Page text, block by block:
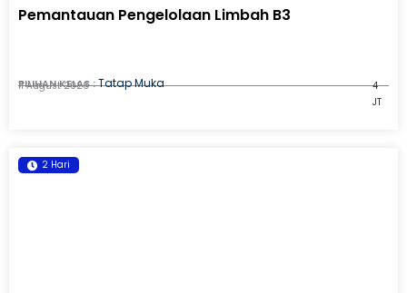
Pemantauan Pengelolaan Limbah B3
PILIHAN KELAS :Tatap Muka
11 August 2026
4
JT
2 Hari